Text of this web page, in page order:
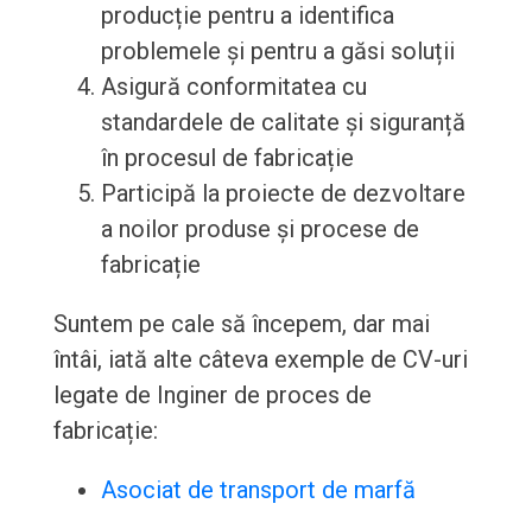
producție pentru a identifica
problemele și pentru a găsi soluții
Asigură conformitatea cu
standardele de calitate și siguranță
în procesul de fabricație
Participă la proiecte de dezvoltare
a noilor produse și procese de
fabricație
Suntem pe cale să începem, dar mai
întâi, iată alte câteva exemple de CV-uri
legate de Inginer de proces de
fabricație:
Asociat de transport de marfă